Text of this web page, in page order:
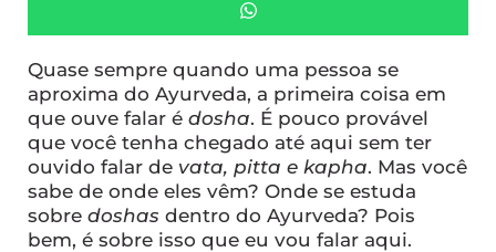
Quase sempre quando uma pessoa se
aproxima do Ayurveda, a primeira coisa em
que ouve falar é dosha. É pouco provável
que você tenha chegado até aqui sem ter
ouvido falar de vata, pitta e kapha. Mas você
sabe de onde eles vêm? Onde se estuda
sobre doshas dentro do Ayurveda? Pois
bem, é sobre isso que eu vou falar aqui.